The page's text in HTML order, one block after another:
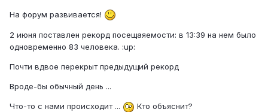
На форум развивается!
2 июня поставлен рекорд посещаяемости: в 13:39 на нем было
одновременно 83 человека. :up:
Почти вдвое перекрыт предыдущий рекорд
Вроде-бы обычный день ...
Что-то с нами происходит ... Кто объяснит?